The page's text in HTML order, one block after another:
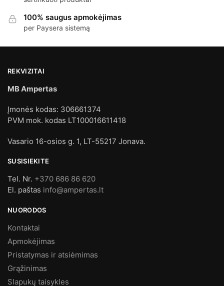
100% saugus apmokėjimas
per Paysera sistemą
REKVIZITAI
MB Ampertas
Įmonės kodas: 306661374
PVM mok. kodas LT100016611418
Vasario 16-osios g. 1, LT-55217 Jonava.
SUSISIEKITE
Tel. Nr. +370 686 86 620
El. paštas info@ampertas.lt
NUORODOS
Kontaktai
Apmokėjimas
Pristatymas ir atsiėmimas
Grąžinimas
Slapukų taisykles